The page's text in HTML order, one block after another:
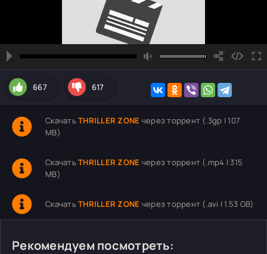
667 617
СкачатьTHRILLER ZONE через торрент (.3gp | 107
MB)
СкачатьTHRILLER ZONE через торрент (.mp4 | 315
MB)
СкачатьTHRILLER ZONE через торрент (.avi | 1.53 GB)
Рекомендуем посмотреть: